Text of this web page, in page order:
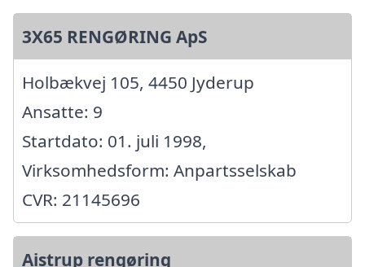
3X65 RENGØRING ApS
Holbækvej 105, 4450 Jyderup
Ansatte: 9
Startdato: 01. juli 1998,
Virksomhedsform: Anpartsselskab
CVR: 21145696
Aistrup rengøring